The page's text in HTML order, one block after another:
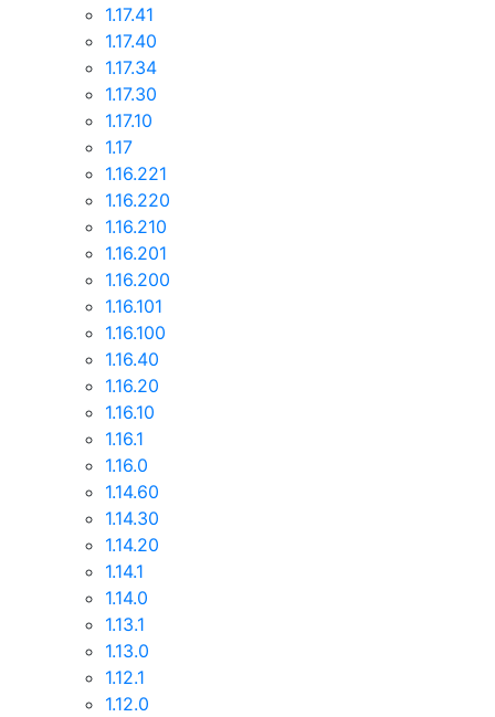
1.17.41
1.17.40
1.17.34
1.17.30
1.17.10
1.17
1.16.221
1.16.220
1.16.210
1.16.201
1.16.200
1.16.101
1.16.100
1.16.40
1.16.20
1.16.10
1.16.1
1.16.0
1.14.60
1.14.30
1.14.20
1.14.1
1.14.0
1.13.1
1.13.0
1.12.1
1.12.0